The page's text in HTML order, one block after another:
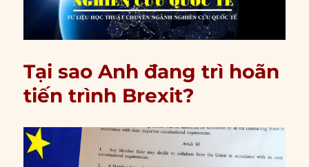
Tại sao Anh đang trì hoãn
tiến trình Brexit?